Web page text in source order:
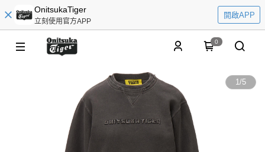
OnitsukaTiger
立刻使用官方APP
開啟APP
0
1/5